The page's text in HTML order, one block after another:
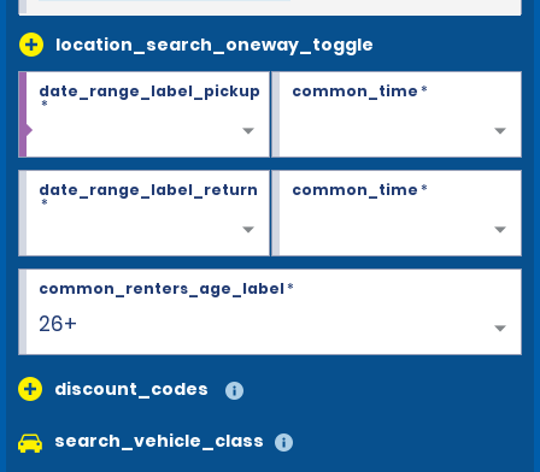
location_search_oneway_toggle
date_range_label_pickup
*
common_time*
date_range_label_return
*
common_time*
26+
common_renters_age_label*
discount_codes
search_vehicle_class